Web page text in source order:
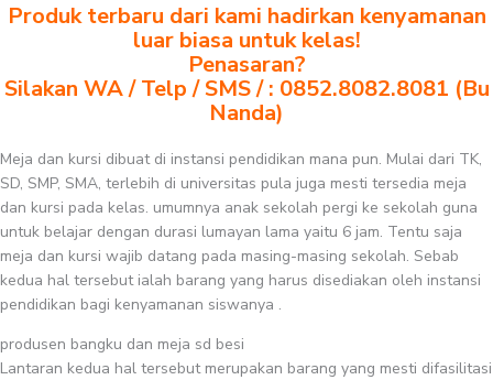
Produk terbaru dari kami hadirkan kenyamanan
luar biasa untuk kelas!
Penasaran?
Silakan WA / Telp / SMS / : 0852.8082.8081 (Bu
Nanda)
Meja dan kursi dibuat di instansi pendidikan mana pun. Mulai dari TK,
SD, SMP, SMA, terlebih di universitas pula juga mesti tersedia meja
dan kursi pada kelas. umumnya anak sekolah pergi ke sekolah guna
untuk belajar dengan durasi lumayan lama yaitu 6 jam. Tentu saja
meja dan kursi wajib datang pada masing-masing sekolah. Sebab
kedua hal tersebut ialah barang yang harus disediakan oleh instansi
pendidikan bagi kenyamanan siswanya .
produsen bangku dan meja sd besi
Lantaran kedua hal tersebut merupakan barang yang mesti difasilitasi